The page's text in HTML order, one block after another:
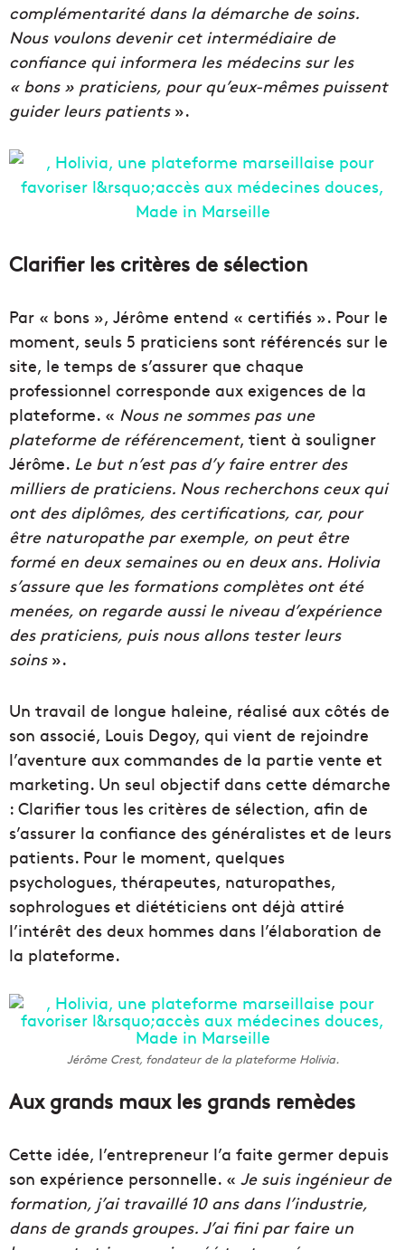
complémentarité dans la démarche de soins.
Nous voulons devenir cet intermédiaire de
confiance qui informera les médecins sur les
« bons » praticiens, pour qu’eux-mêmes puissent
guider leurs patients ».
Clarifier les critères de sélection
Par « bons », Jérôme entend « certifiés ». Pour le
moment, seuls 5 praticiens sont référencés sur le
site, le temps de s’assurer que chaque
professionnel corresponde aux exigences de la
plateforme. « Nous ne sommes pas une
plateforme de référencement, tient à souligner
Jérôme. Le but n’est pas d’y faire entrer des
milliers de praticiens. Nous recherchons ceux qui
ont des diplômes, des certifications, car, pour
être naturopathe par exemple, on peut être
formé en deux semaines ou en deux ans. Holivia
s’assure que les formations complètes ont été
menées, on regarde aussi le niveau d’expérience
des praticiens, puis nous allons tester leurs
soins».
Un travail de longue haleine, réalisé aux côtés de
son associé, Louis Degoy, qui vient de rejoindre
l’aventure aux commandes de la partie vente et
marketing. Un seul objectif dans cette démarche
: Clarifier tous les critères de sélection, afin de
s’assurer la confiance des généralistes et de leurs
patients. Pour le moment, quelques
psychologues, thérapeutes, naturopathes,
sophrologues et diététiciens ont déjà attiré
l’intérêt des deux hommes dans l’élaboration de
la plateforme.
Jérôme Crest, fondateur de la plateforme Holivia.
Aux grands maux les grands remèdes
Cette idée, l’entrepreneur l’a faite germer depuis
son expérience personnelle. « Je suis ingénieur de
formation, j’ai travaillé 10 ans dans l’industrie,
dans de grands groupes. J’ai fini par faire un